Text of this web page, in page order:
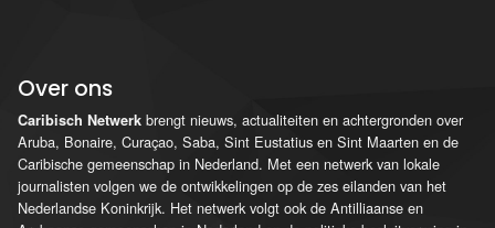
Over ons
Caribisch Netwerk brengt nieuws, actualiteiten en achtergronden over
Aruba, Bonaire, Curaçao, Saba, Sint Eustatius en Sint Maarten en de
Caribische gemeenschap in Nederland. Met een netwerk van lokale
journalisten volgen we de ontwikkelingen op de zes eilanden van het
Nederlandse Koninkrijk. Het netwerk volgt ook de Antilliaanse en